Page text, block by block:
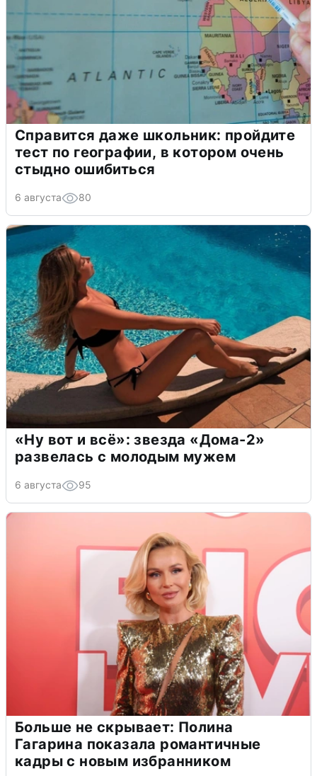
Справится даже школьник: пройдите
тест по географии, в котором очень
стыдно ошибиться
6 августа 80
«Ну вот и всё»: звезда «Дома-2»
развелась с молодым мужем
6 августа 95
Больше не скрывает: Полина
Гагарина показала романтичные
кадры с новым избранником